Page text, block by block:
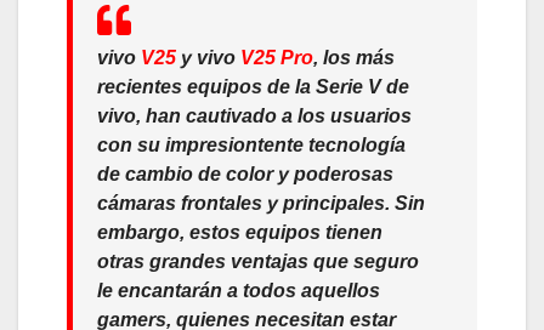
vivo V25 y vivo V25 Pro, los más
recientes equipos de la Serie V de
vivo, han cautivado a los usuarios
con su impresiontente tecnología
de cambio de color y poderosas
cámaras frontales y principales. Sin
embargo, estos equipos tienen
otras grandes ventajas que seguro
le encantarán a todos aquellos
gamers, quienes necesitan estar